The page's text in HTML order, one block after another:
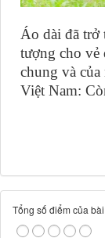
Áo dài đã trở
tượng cho vẻ
chung và
Việt Nam:
Tổng số điểm của